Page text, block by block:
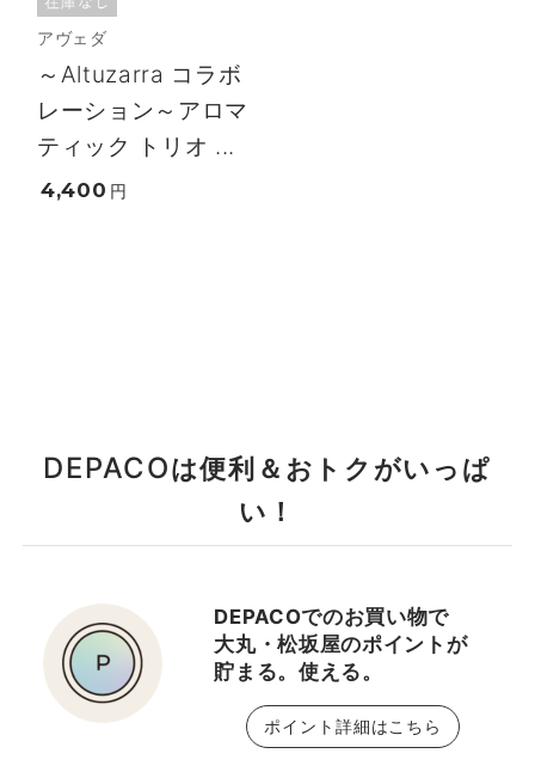
アヴェダ
～Altuzarra コラボ
レーション～アロマ
ティック トリオ ...
4,400 円
DEPACOは便利＆おトクがいっぱ
い！
DEPACOでのお買い物で
大丸・松坂屋のポイントが
貯まる。使える。
ポイント詳細はこちら